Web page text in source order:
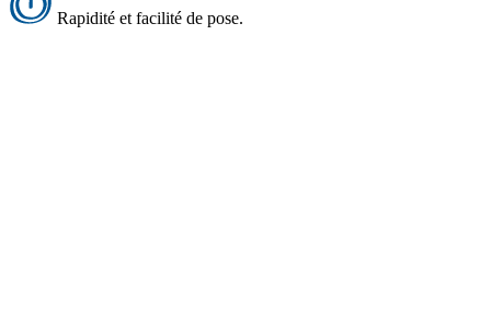
Rapidité et facilité de pose.